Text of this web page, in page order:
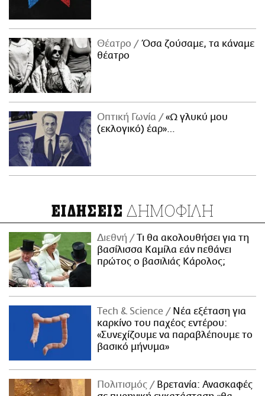
Θέατρο
Όσα ζούσαμε, τα κάναμε
θέατρο
Οπτική Γωνία
«Ω γλυκύ μου
(εκλογικό) έαρ»…
ΕΙΔΗΣΕΙΣ ΔΗΜΟΦΙΛΗ
Διεθνή
Τι θα ακολουθήσει για τη
βασίλισσα Καμίλα εάν πεθάνει
πρώτος ο βασιλιάς Κάρολος;
Τech & Science
Νέα εξέταση για
καρκίνο του παχέος εντέρου:
«Συνεχίζουμε να παραβλέπουμε το
βασικό μήνυμα»
Πολιτισμός
Βρετανία: Ανασκαφές